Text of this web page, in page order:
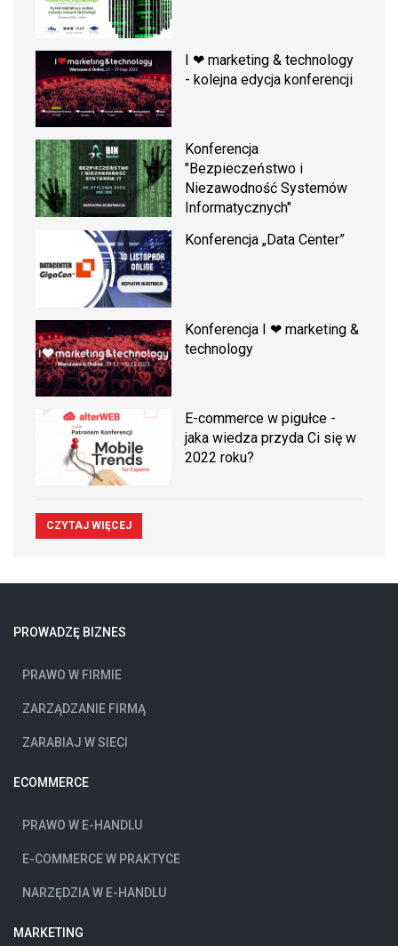
I ❤ marketing & technology
- kolejna edycja konferencji
Konferencja
"Bezpieczeństwo i
Niezawodność Systemów
Informatycznych"
Konferencja „Data Center”
Konferencja I ❤ marketing &
technology
E-commerce w pigułce -
jaka wiedza przyda Ci się w
2022 roku?
CZYTAJ WIĘCEJ
PROWADZĘ BIZNES
PRAWO W FIRMIE
ZARZĄDZANIE FIRMĄ
ZARABIAJ W SIECI
ECOMMERCE
PRAWO W E-HANDLU
E-COMMERCE W PRAKTYCE
NARZĘDZIA W E-HANDLU
MARKETING